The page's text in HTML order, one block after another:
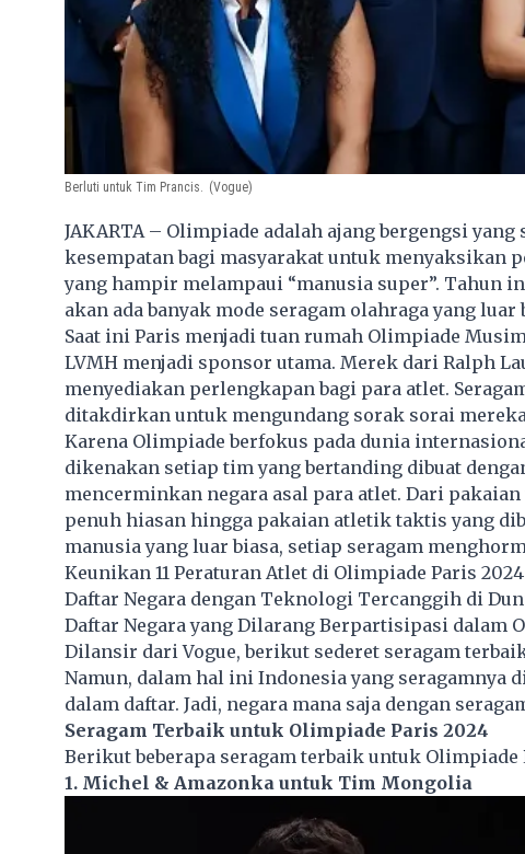
Berluti untuk Tim Prancis. (Vogue)
JAKARTA – Olimpiade adalah ajang bergengsi
kesempatan bagi masyarakat untuk menyaksikan
yang hampir melampaui “manusia super”. Tahun
akan ada banyak mode seragam olahraga yang
Saat ini Paris menjadi tuan rumah Olimpiade
LVMH menjadi sponsor utama. Merek dari Ralph
menyediakan perlengkapan bagi para atlet.
ditakdirkan untuk mengundang sorak sorai
Karena Olimpiade berfokus pada dunia
dikenakan setiap tim yang bertanding dibuat
mencerminkan negara asal para atlet. Dari pakaian
penuh hiasan hingga pakaian atletik taktis yang
manusia yang luar biasa, setiap seragam
Keunikan 11 Peraturan Atlet di Olimpiade Paris
Daftar Negara dengan Teknologi Tercanggih di
Daftar Negara yang Dilarang Berpartisipasi dalam
Dilansir dari Vogue, berikut sederet seragam
Namun, dalam hal ini Indonesia yang seragamnya
dalam daftar. Jadi, negara mana saja dengan
Seragam Terbaik untuk Olimpiade Paris 2024
Berikut beberapa seragam terbaik untuk Olimpiade
1. Michel & Amazonka untuk Tim Mongolia